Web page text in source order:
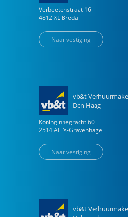
Verbeetenstraat 16
4812 XL Breda
Naar vestiging
vb&t
Den Haag
Koninginnegracht 60
2514 AE 's-Gravenhage
Naar vestiging
vb&t